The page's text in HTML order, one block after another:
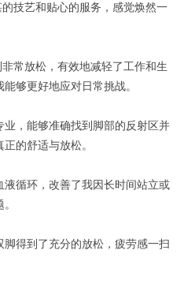
技艺和贴心的服务，感觉焕然一
常放松，有效地减轻了工作和生
够更好地应对日常挑战。
，能够准确找到脚部的反射区并
的舒适与放松。
循环，改善了我因长时间站立或
得到了充分的放松，疲劳感一扫